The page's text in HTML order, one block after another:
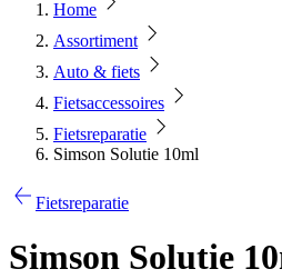
Home
Assortiment
Auto & fiets
Fietsaccessoires
Fietsreparatie
Simson Solutie 10ml
Fietsreparatie
Simson Solutie